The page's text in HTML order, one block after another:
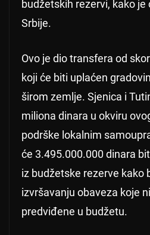
budžetskih rezervi, kako je
Srbije.
Ovo je dio transfera od
koji će biti uplaćen
širom zemlje. Sjenica i
miliona dinara u okviru
podrške lokalnim
će 3.495.000.000 dinara
iz budžetske rezerve kako
izvršavanju obaveza koje
predviđene u budžetu.